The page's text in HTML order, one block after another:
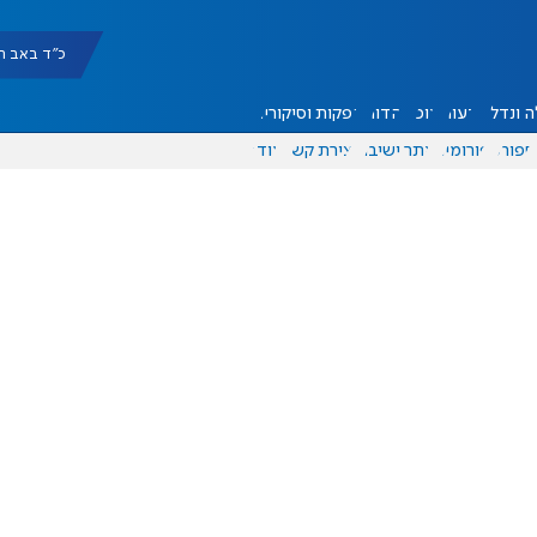
כ"ד באב תשפ"ו
ונדל"ן דעות אוכל יהדות הפקות וסיקורים
ספורט פורומים אתר ישיבה יצירת קשר עוד